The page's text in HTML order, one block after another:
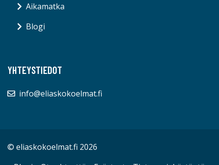
Aikamatka
Blogi
YHTEYSTIEDOT
info@eliaskokoelmat.fi
© eliaskokoelmat.fi 2026